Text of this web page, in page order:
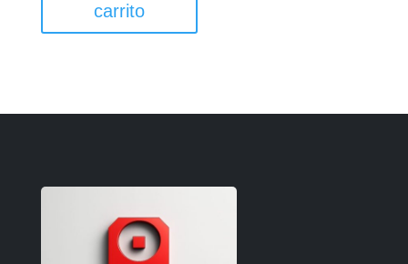
carrito